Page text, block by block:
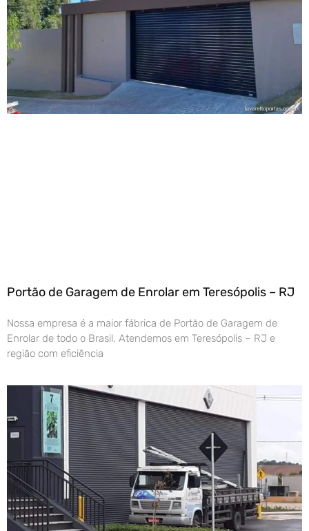
Portão de Garagem de Enrolar em Teresópolis – RJ
Nossa empresa é a maior fábrica de Portão de Garagem de
Enrolar de todo o Brasil. Atendemos em Teresópolis – RJ e
região com eficiência